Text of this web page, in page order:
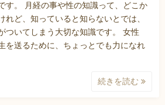
す。 月経の事や性の知識って、どこか
れど、知っていると知らないとでは、
ついてしまう大切な知識です。 女性
を送るために、ちょっとでも力になれ
続きを読む